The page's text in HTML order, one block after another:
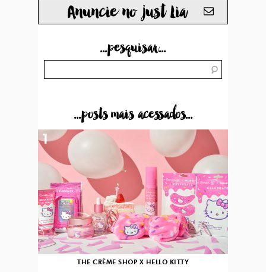
Anuncie no just Lia
...pesquisar...
...posts mais acessados...
THE CRÈME SHOP X HELLO KITTY
1